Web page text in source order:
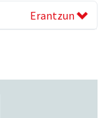
Erantzun